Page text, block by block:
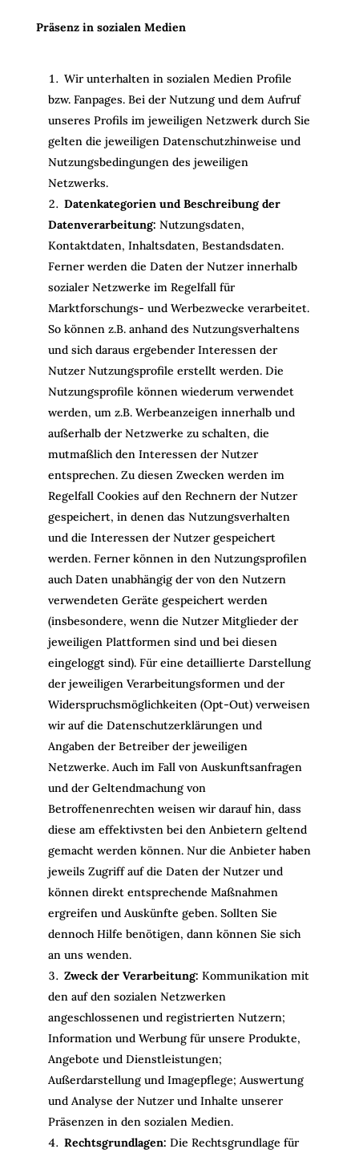
Präsenz in sozialen Medien
Wir unterhalten in sozialen Medien Profile
bzw. Fanpages. Bei der Nutzung und dem Aufruf
unseres Profils im jeweiligen Netzwerk durch Sie
gelten die jeweiligen Datenschutzhinweise und
Nutzungsbedingungen des jeweiligen
Netzwerks.
Datenkategorien und Beschreibung der
Datenverarbeitung: Nutzungsdaten,
Kontaktdaten, Inhaltsdaten, Bestandsdaten.
Ferner werden die Daten der Nutzer innerhalb
sozialer Netzwerke im Regelfall für
Marktforschungs- und Werbezwecke verarbeitet.
So können z.B. anhand des Nutzungsverhaltens
und sich daraus ergebender Interessen der
Nutzer Nutzungsprofile erstellt werden. Die
Nutzungsprofile können wiederum verwendet
werden, um z.B. Werbeanzeigen innerhalb und
außerhalb der Netzwerke zu schalten, die
mutmaßlich den Interessen der Nutzer
entsprechen. Zu diesen Zwecken werden im
Regelfall Cookies auf den Rechnern der Nutzer
gespeichert, in denen das Nutzungsverhalten
und die Interessen der Nutzer gespeichert
werden. Ferner können in den Nutzungsprofilen
auch Daten unabhängig der von den Nutzern
verwendeten Geräte gespeichert werden
(insbesondere, wenn die Nutzer Mitglieder der
jeweiligen Plattformen sind und bei diesen
eingeloggt sind). Für eine detaillierte Darstellung
der jeweiligen Verarbeitungsformen und der
Widerspruchsmöglichkeiten (Opt-Out) verweisen
wir auf die Datenschutzerklärungen und
Angaben der Betreiber der jeweiligen
Netzwerke. Auch im Fall von Auskunftsanfragen
und der Geltendmachung von
Betroffenenrechten weisen wir darauf hin, dass
diese am effektivsten bei den Anbietern geltend
gemacht werden können. Nur die Anbieter haben
jeweils Zugriff auf die Daten der Nutzer und
können direkt entsprechende Maßnahmen
ergreifen und Auskünfte geben. Sollten Sie
dennoch Hilfe benötigen, dann können Sie sich
an uns wenden.
Zweck der Verarbeitung: Kommunikation mit
den auf den sozialen Netzwerken
angeschlossenen und registrierten Nutzern;
Information und Werbung für unsere Produkte,
Angebote und Dienstleistungen;
Außerdarstellung und Imagepflege; Auswertung
und Analyse der Nutzer und Inhalte unserer
Präsenzen in den sozialen Medien.
Rechtsgrundlagen: Die Rechtsgrundlage für